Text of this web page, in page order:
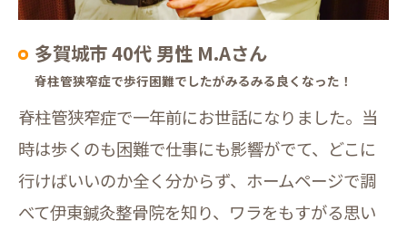
多賀城市 40代 男性 M.Aさん
脊柱管狭窄症で歩行困難でしたがみるみる良くなった！
脊柱管狭窄症で一年前にお世話になりました。当
時は歩くのも困難で仕事にも影響がでて、どこに
行けばいいのか全く分からず、ホームページで調
べて伊東鍼灸整骨院を知り、ワラをもすがる思い